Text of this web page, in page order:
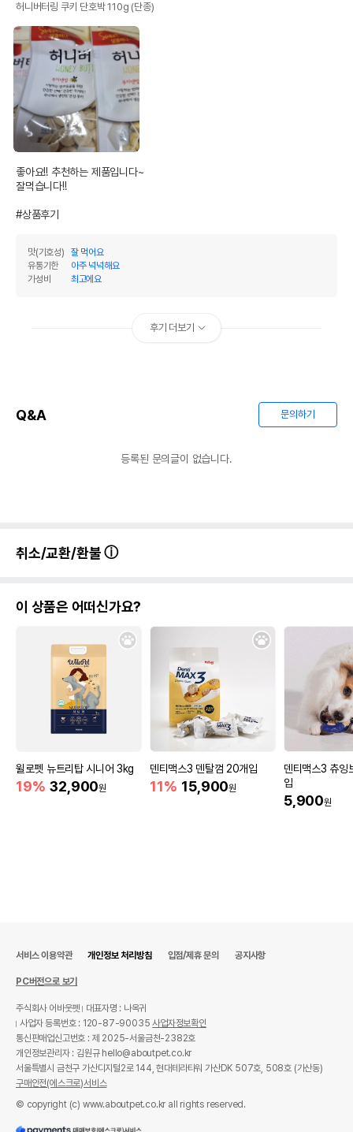
제조자,수입품의 경우
수입자를 함께 표기
AS책임자와 전화번호
또는 소비자상담 관련
전화번호
유통기한
허니버터링 쿠키 단호박 110g (단종)
좋아요!! 추천하는 제품입니다~
잘먹습니다!!
#상품후기
맛(기호성)
잘 먹어요
유통기한
아주 넉넉해요
가성비
최고에요
후기 더보기
Q&A 문의하기
등록된 문의글이 없습니다.
취소/교환/환불
이 상품은 어떠신가요?
윌로펫 뉴트리탑 시니어 3kg
19% 32,900원
덴티맥스3 덴탈껌 20개입
11% 15,900원
덴티맥스3 츄잉
입
5,900원
서비스 이용약관 개인정보 처리방침 입점/제휴 문의 공지사항
PC버전으로 보기
주식회사 어바웃펫
대표자명 : 나옥귀
사업자 등록번호 : 120-87-90035사업자정보확인
통신판매업신고번호 : 제 2025-서울금천-2382호
개인정보관리자 : 김원규 hello@aboutpet.co.kr
서울특별시 금천구 가산디지털2로 144, 현대테라타워 가산DK 507호, 508호 (가산동)
구매안전(에스크로)서비스
© copyright (c) www.aboutpet.co.kr all rights reserved.